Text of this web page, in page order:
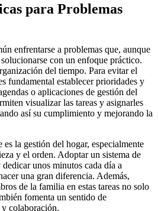
para Problemas
enfrentarse a problemas que, aunque
con un enfoque práctico.
del tiempo. Para evitar el
fundamental establecer prioridades y
o aplicaciones de gestión del
visualizar las tareas y asignarles
así su cumplimiento y mejorando la
la gestión del hogar, especialmente
y el orden. Adoptar un sistema de
unos minutos cada día a
una gran diferencia. Además,
de la familia en estas tareas no solo
fomenta un sentido de
colaboración.